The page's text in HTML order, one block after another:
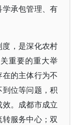
承包管理、有
，是深化农村
重要的重大举
的主体行为不
位等问题，积
。成都市成立
服务中心；双